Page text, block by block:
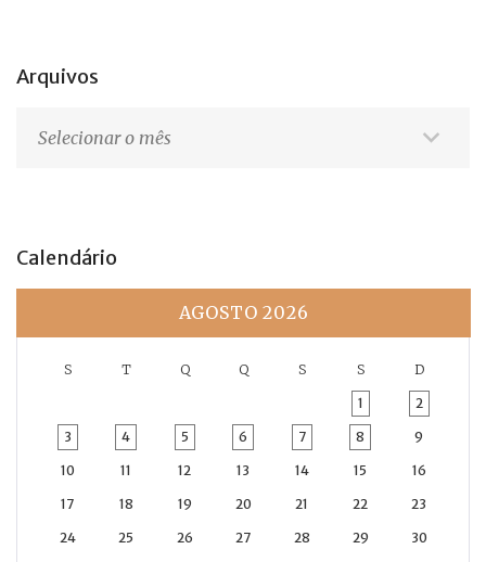
Arquivos
Calendário
AGOSTO 2026
S T Q Q S S D
1 2
3 4 5 6 7 8 9
10 11 12 13 14 15 16
17 18 19 20 21 22 23
24 25 26 27 28 29 30